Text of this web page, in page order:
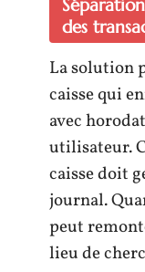
des
La solution
caisse qui
avec
utilisateur.
caisse doit
journal.
peut
lieu de